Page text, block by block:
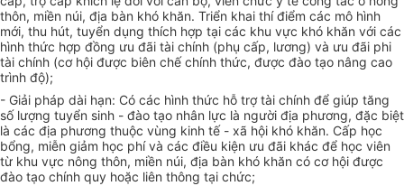
thôn, miền núi, địa bàn khó khăn. Triển khai thíđiểm các mô hình
mới, thu hút, tuyển dụng thích hợp tại các khu vực khó khăn với các
hình thức hợp đồng ưu đãi tài chính (phụ cấp, lương) và ưu đãi phi
tài chính (cơ hội được biên chế chính thức, được đào tạo nâng cao
trình độ);
- Giải pháp dài hạn: Có các hình thức hỗ trợ tài chính để giúp tăng
số lượng tuyển sinh - đào tạo nhân lực là người địa phương, đặc biệt
là các địa phương thuộc vùng kinh tế - xã hội khó khăn. Cấp học
bổng, miễn giảm học phí và các điều kiện ưu đãi khác để học viên
từ khu vực nông thôn, miền núi, địa bàn khó khăn có cơ hội được
đào tạo chính quy hoặc liên thông tại chức;